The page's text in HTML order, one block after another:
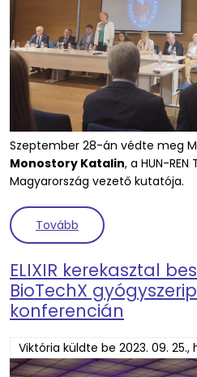
Szeptember 28-án védte meg
Monostory Katalin, a HUN-REN
Magyarország vezető kutatója.
Tovább (Új MTA doktora
ELIXIR kerekasztal
BioTechX
konferencián
Viktória küldte be 2023. 09. 25.,